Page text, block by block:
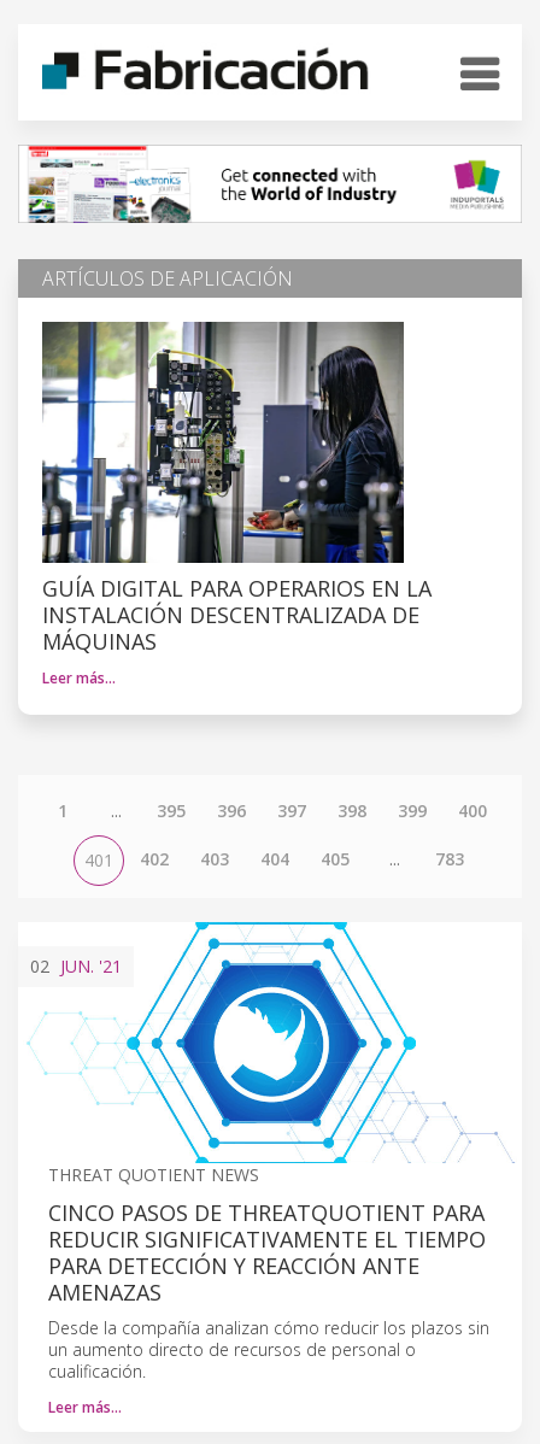
ARTÍCULOS DE APLICACIÓN
GUÍA DIGITAL PARA OPERARIOS EN LA
INSTALACIÓN DESCENTRALIZADA DE
MÁQUINAS
Leer más…
1 ... 395 396 397 398 399 400
401 402 403 404 405 ... 783
02 JUN. '21
THREAT QUOTIENT NEWS
CINCO PASOS DE THREATQUOTIENT PARA
REDUCIR SIGNIFICATIVAMENTE EL TIEMPO
PARA DETECCIÓN Y REACCIÓN ANTE
AMENAZAS
Desde la compañía analizan cómo reducir los plazos sin
un aumento directo de recursos de personal o
cualificación.
Leer más…